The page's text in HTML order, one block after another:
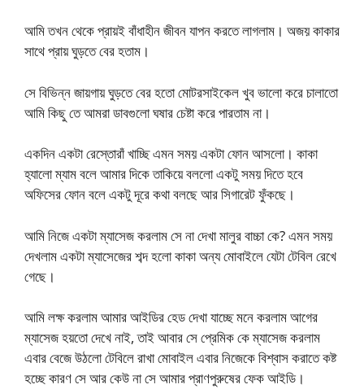
আমি তখন থেকে প্রায়ই বাঁধাহীন জীবন যাপন করতে লাগলাম। অজয় কাকার
সাথে প্রায় ঘুড়তে বের হতাম।
সে বিভিন্ন জায়গায় ঘুড়তে বের হতো মোটরসাইকেল খুব ভালো করে চালাতো
আমি কিছু তে আমরা ডাবগুলো ঘষার চেষ্টা করে পারতাম না।
একদিন একটা রেস্তোরাঁ খাচ্ছি এমন সময় একটা ফোন আসলো। কাকা
হ্যালো ম্যাম বলে আমার দিকে তাকিয়ে বললো একটু সময় দিতে হবে
অফিসের ফোন বলে একটু দূরে কথা বলছে আর সিগারেট ফুঁকছে।
আমি নিজে একটা ম্যাসেজ করলাম সে না দেখা মালুর বাচ্চা কে? এমন সময়
দেখলাম একটা ম্যাসেজের শব্দ হলো কাকা অন্য মোবাইলে যেটা টেবিল রেখে
গেছে।
আমি লক্ষ করলাম আমার আইডির হেড দেখা যাচ্ছে মনে করলাম আগের
ম্যাসেজ হয়তো দেখে নাই, তাই আবার সে প্রেমিক কে ম্যাসেজ করলাম
এবার বেজে উঠলো টেবিলে রাখা মোবাইল এবার নিজেকে বিশ্বাস করাতে কষ্ট
হচ্ছে কারণ সে আর কেউ না সে আমার প্রাণপুরুষের ফেক আইডি।